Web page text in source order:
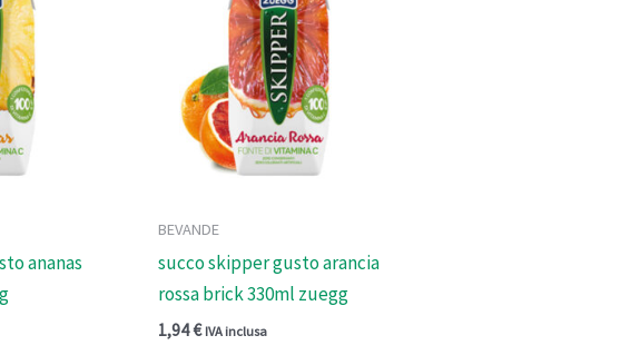
ananas
BEVANDE
succo skipper gusto arancia
rossa brick 330ml zuegg
1,94€ IVA inclusa